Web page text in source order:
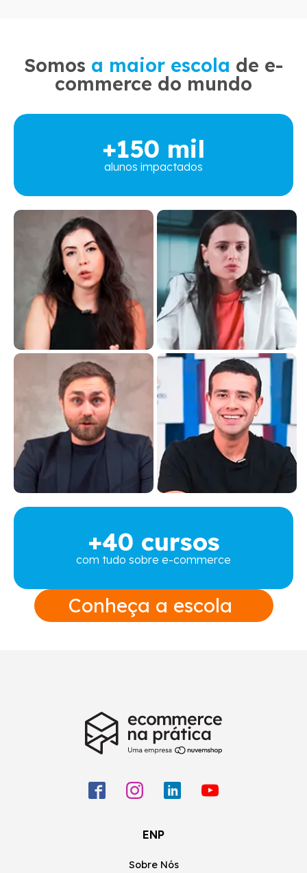
Somos a maior escola de e-
commerce do mundo
+150 mil
alunos impactados
+40 cursos
com tudo sobre e-commerce
Conheça a escola
ENP
Sobre Nós